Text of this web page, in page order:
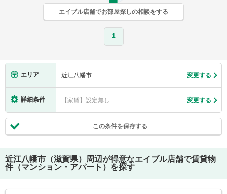
エイブル店舗でお部屋探しの相談をする
1
エリア 近江八幡市 変更する
詳細条件 【家賃】設定無し 変更する
この条件を保存する
近江八幡市（滋賀県）
周辺が得意なエイブル店舗で賃貸物
件（マンション・アパート）を探す